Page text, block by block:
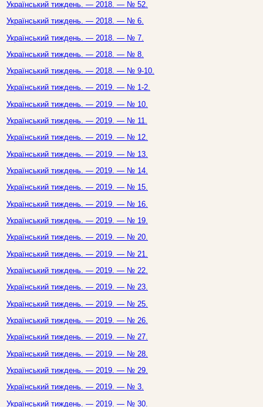
Український тиждень. — 2018. — № 52.
Український тиждень. — 2018. — № 6.
Український тиждень. — 2018. — № 7.
Український тиждень. — 2018. — № 8.
Український тиждень. — 2018. — № 9-10.
Український тиждень. — 2019. — № 1-2.
Український тиждень. — 2019. — № 10.
Український тиждень. — 2019. — № 11.
Український тиждень. — 2019. — № 12.
Український тиждень. — 2019. — № 13.
Український тиждень. — 2019. — № 14.
Український тиждень. — 2019. — № 15.
Український тиждень. — 2019. — № 16.
Український тиждень. — 2019. — № 19.
Український тиждень. — 2019. — № 20.
Український тиждень. — 2019. — № 21.
Український тиждень. — 2019. — № 22.
Український тиждень. — 2019. — № 23.
Український тиждень. — 2019. — № 25.
Український тиждень. — 2019. — № 26.
Український тиждень. — 2019. — № 27.
Український тиждень. — 2019. — № 28.
Український тиждень. — 2019. — № 29.
Український тиждень. — 2019. — № 3.
Український тиждень. — 2019. — № 30.